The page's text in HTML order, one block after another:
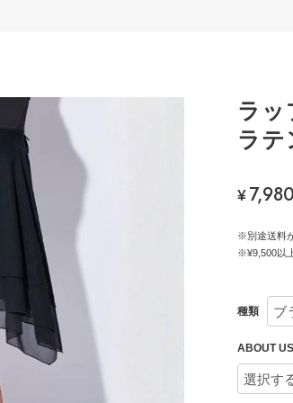
ラッ
ラ
¥7,980
※別途送料
※¥9,500以
種類
ABOUT